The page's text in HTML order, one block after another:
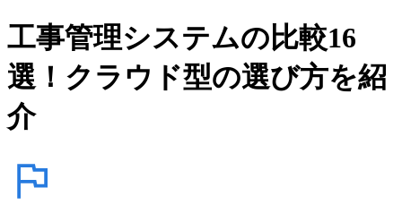
工事管理システムの比較16
選！クラウド型の選び方を紹
介